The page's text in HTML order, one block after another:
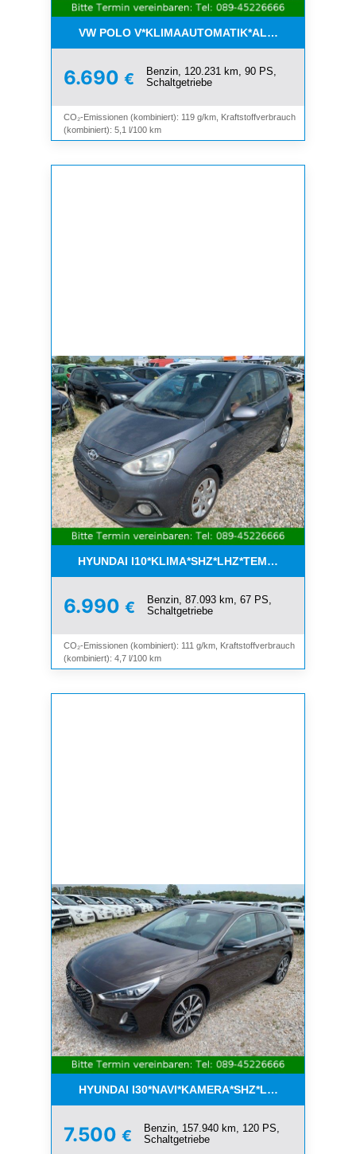
VW POLO
6.690 €
Benzin, 120.231 km, 90 PS,
Schaltgetriebe
CO₂-Emissionen (kombiniert): 119 g/km, Kraftstoffverbrauch
(kombiniert): 5,1 l/100 km
HYUNDAI
6.990 €
Benzin, 87.093 km, 67 PS,
Schaltgetriebe
CO₂-Emissionen (kombiniert): 111 g/km, Kraftstoffverbrauch
(kombiniert): 4,7 l/100 km
HYUNDAI
7.500 €
Benzin, 157.940 km, 120 PS,
Schaltgetriebe